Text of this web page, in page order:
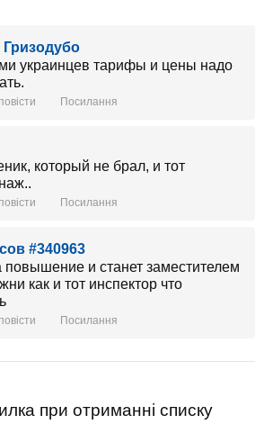
Гризодубо
украинцев тарифы и цены надо
Посилання
который не брал, и тот
Посилання
#340963
повышение и станет заместителем
как и тот инспектор что
Посилання
при отриманні списку